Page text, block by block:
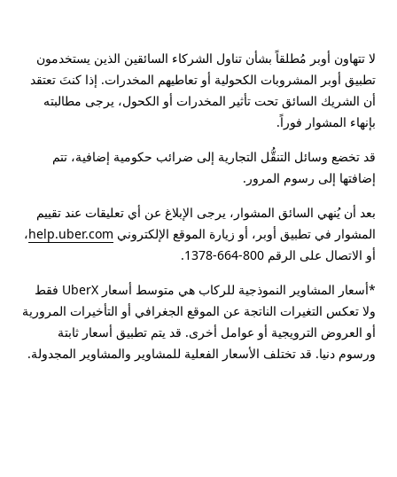
لا تتهاون أوبر مُطلقاً بشأن تناول الشركاء السائقين الذين يستخدمون
تطبيق أوبر المشروبات الكحولية أو تعاطيهم المخدرات. إذا كنتَ تعتقد
أن الشريك السائق تحت تأثير المخدرات أو الكحول، يرجى مطالبته
بإنهاء المشوار فوراً.
قد تخضع وسائل التنقُّل التجارية إلى ضرائب حكومية إضافية، تتم
إضافتها إلى رسوم المرور.
بعد أن يُنهي السائق المشوار، يرجى الإبلاغ عن أي تعليقات عند تقييم
المشوار في تطبيق أوبر، أو زيارة الموقع الإلكتروني help.uber.com،
أو الاتصال على الرقم 800-664-1378.
*أسعار المشاوير النموذجية للركاب هي متوسط أسعار UberX فقط
ولا تعكس التغيرات الناتجة عن الموقع الجغرافي أو التأخيرات المرورية
أو العروض الترويجية أو عوامل أخرى. قد يتم تطبيق أسعار ثابتة
ورسوم دنيا. قد تختلف الأسعار الفعلية للمشاوير والمشاوير المجدولة.